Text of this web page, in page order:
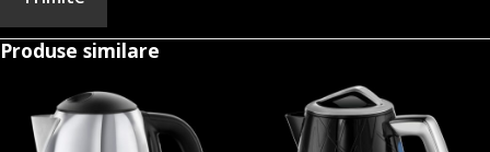
Produse similare